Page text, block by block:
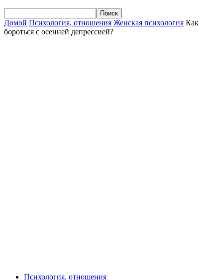
Домой Психология, отношения Женская психология Как
бороться с осенней депрессией?
Психология, отношения